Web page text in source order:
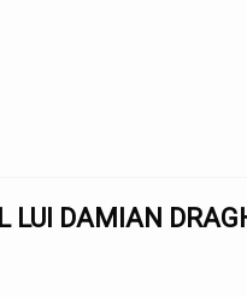
LUI DAMIAN